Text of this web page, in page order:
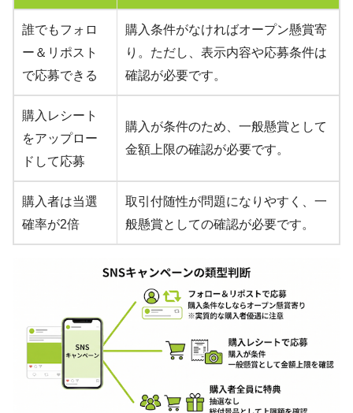
誰でもフォロ
ー＆リポスト
で応募できる
購入条件がなければオープン懸賞寄
り。ただし、表示内容や応募条件は
確認が必要です。
購入レシート
をアップロー
ドして応募
購入が条件のため、一般懸賞として
金額上限の確認が必要です。
購入者は当選
確率が2倍
取引付随性が問題になりやすく、一
般懸賞としての確認が必要です。